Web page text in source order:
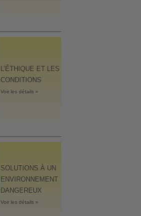
L’ÉTHIQUE ET LES
CONDITIONS
Voir les détails »
SOLUTIONS À UN
ENVIRONNEMENT
DANGEREUX
Voir les détails »